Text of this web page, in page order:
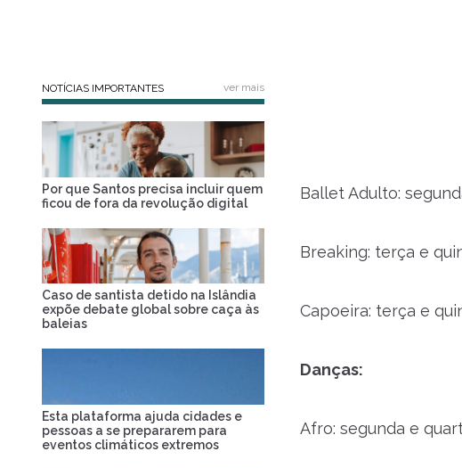
Ballet Adulto:
Breaking: terça e
Capoeira: terça e
Danças:
Afro: segunda e
NOTÍCIAS IMPORTANTES ver mais
Por que Santos precisa incluir quem
ficou de fora da revolução digital
Caso de santista detido na Islândia
expõe debate global sobre caça às
baleias
Esta plataforma ajuda cidades e
pessoas a se prepararem para
eventos climáticos extremos